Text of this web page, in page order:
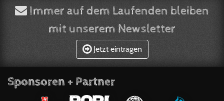
Immer auf dem Laufenden bleiben
mit unserem Newsletter
Jetzt eintragen
Sponsoren + Partner